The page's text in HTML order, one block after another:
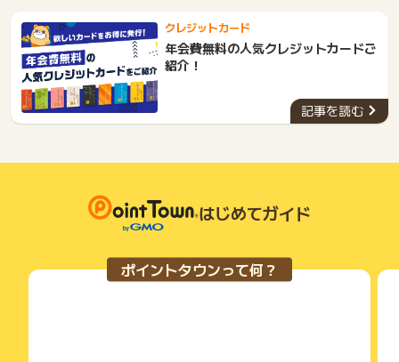
までお問い合わせください。ポイントについて、広告主に直接
お問い合わせをした場合、ポイント獲得対象外となる場合がご
ざいます。
サービス・お買い物利用時にお電話など2つ以上の申し込み方
法がある場合、必ずサイト上のWEBフォームからお申し込みく
ださい。
各サービス・お買い物に掲載されている獲得条件を必ずよくお
読みください。
了などのメールは、ポイント獲得するまで必ず保管してくださ
獲得待ち・獲得失敗の状態でお問い合わせされる際に、該当の
メールを送っていただく場合がございます。
そのため、紛失・破棄された場合は対応いたしかねますので、
(※) SafariやChromeなどwebサイトを表示するアプリのこと
ません。
そのため、ポイントタウンのポイントに関するお問い合わせを
広告主様に直接行わないようお願いいたします。
掲載中のプログラムの掲載終了日はあくまで予定となってお
り、急遽終了となる場合がございます。
広告に遷移しない場合は掲載が終了となっておりポイントが獲
得できませんので、ご注意くださいませ。
・カード利用金額10万円（税込）以上
└一般:4,000ポイント、ゴールド:15,000ポイント
対象カード：ディズニー★JCBカード
・入会受付日:2026年4月1日～2026年6月30日 2026年4月1
日～2026年7月31日までにカードご利用と「My JCB」にログ
インされた方、2026年11月上旬頃にポイント付与。
・入会受付日2026年10月1日～12月31日 2026年10月1日～
翌年1月31日までにカードご利用と「My JCB」にログインされ
た方、翌年5月上旬頃にポイント付与。
・入会受付日2027年1月1日～3月31日 2027年1月1日～4月3
0日までにカードご利用と「My JCB」にログインされた方、8
クレジットカード
年会費無料の人気クレジットカードご
紹介！
記事を読む
はじめてガイド
ポイントタウンって何？